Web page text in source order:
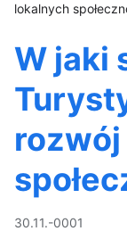
lokalnych
W jaki
30.11.-0001